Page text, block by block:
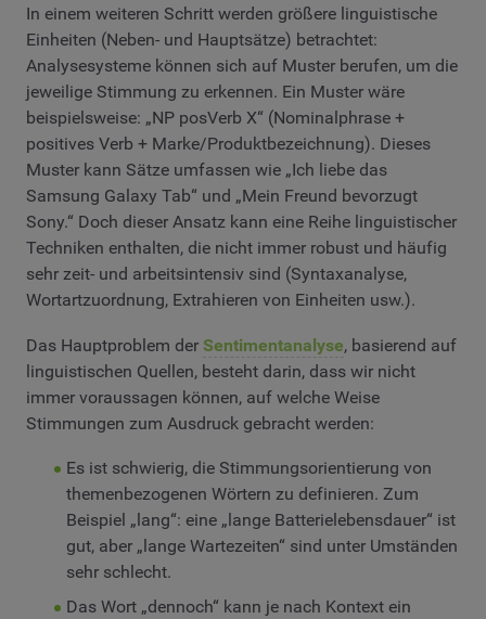
In einem weiteren Schritt werden größere linguistische
Einheiten (Neben- und Hauptsätze) betrachtet:
Analysesysteme können sich auf Muster berufen, um die
jeweilige Stimmung zu erkennen. Ein Muster wäre
beispielsweise: „NP posVerb X“ (Nominalphrase +
positives Verb + Marke/Produktbezeichnung). Dieses
Muster kann Sätze umfassen wie „Ich liebe das
Samsung Galaxy Tab“ und „Mein Freund bevorzugt
Sony.“ Doch dieser Ansatz kann eine Reihe linguistischer
Techniken enthalten, die nicht immer robust und häufig
sehr zeit- und arbeitsintensiv sind (Syntaxanalyse,
Wortartzuordnung, Extrahieren von Einheiten usw.).
Das Hauptproblem der Sentimentanalyse, basierend auf
linguistischen Quellen, besteht darin, dass wir nicht
immer voraussagen können, auf welche Weise
Stimmungen zum Ausdruck gebracht werden:
Es ist schwierig, die Stimmungsorientierung von
themenbezogenen Wörtern zu definieren. Zum
Beispiel „lang“: eine „lange Batterielebensdauer“ ist
gut, aber „lange Wartezeiten“ sind unter Umständen
sehr schlecht.
Das Wort „dennoch“ kann je nach Kontext ein